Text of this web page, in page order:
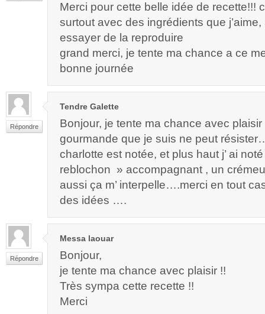
Merci pour cette belle idée de recette!!!
surtout avec des ingrédients que
essayer de la reproduire
grand merci, je tente ma chance a ce
bonne journée
Répondre
Tendre Galette
Bonjour, je tente ma chance avec
gourmande que je suis ne peut
charlotte est notée, et plus haut j’ ai
reblochon » accompagnant , un
aussi ça m’ interpelle….merci en tout
des idées ….
Répondre
Messa laouar
Bonjour,
je tente ma chance avec plaisir !!
Très sympa cette recette !!
Merci